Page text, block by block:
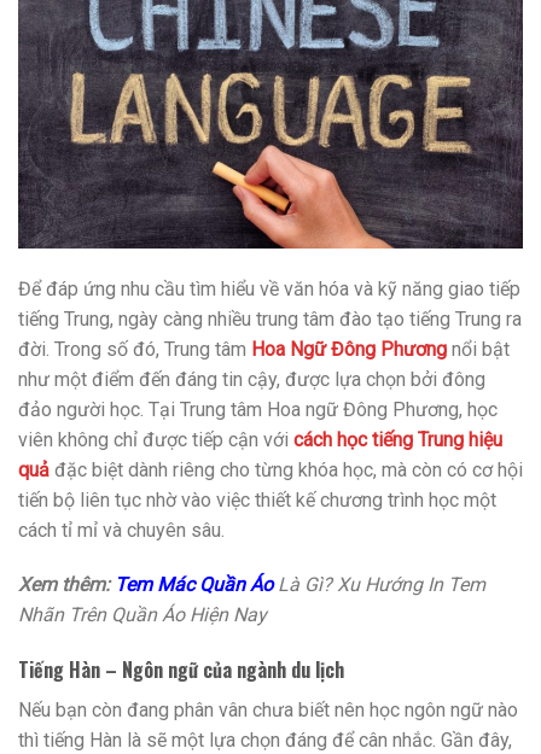
Để đáp ứng nhu cầu tìm hiểu về văn hóa và kỹ năng giao tiếp
tiếng Trung, ngày càng nhiều trung tâm đào tạo tiếng Trung ra
đời. Trong số đó, Trung tâm Hoa Ngữ Đông Phương nổi bật
như một điểm đến đáng tin cậy, được lựa chọn bởi đông
đảo người học. Tại Trung tâm Hoa ngữ Đông Phương, học
viên không chỉ được tiếp cận với cách học tiếng Trung hiệu
quả đặc biệt dành riêng cho từng khóa học, mà còn có cơ hội
tiến bộ liên tục nhờ vào việc thiết kế chương trình học một
cách tỉ mỉ và chuyên sâu.
Xem thêm: Tem Mác Quần ÁoLà Gì? Xu Hướng In Tem
Nhãn Trên Quần Áo Hiện Nay
Tiếng Hàn – Ngôn ngữ của ngành du lịch
Nếu bạn còn đang phân vân chưa biết nên học ngôn ngữ nào
thì tiếng Hàn là sẽ một lựa chọn đáng để cân nhắc. Gần đây,